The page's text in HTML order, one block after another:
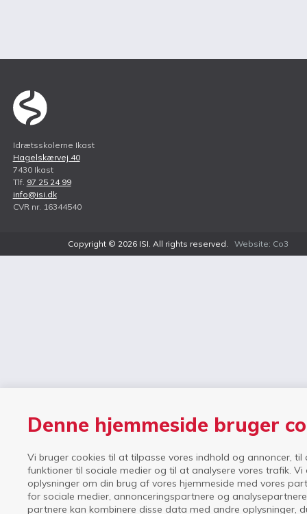
Denne hjemmeside bruger
Vi bruger cookies til at tilpasse vores indhold og annoncer, til
funktioner til sociale medier og til at analysere vores trafik. Vi
oplysninger om din brug af vores hjemmeside med vores
for sociale medier, annonceringspartnere og
partnere kan kombinere disse data med andre oplysninger,
Idrætsskolerne Ikast
Hagelskærvej 40
7430 Ikast
Tlf. 97 25 24 99
info@isi.dk
CVR nr. 16344540
Copyright © 2026 ISI. All rights reserved. Website: Co3